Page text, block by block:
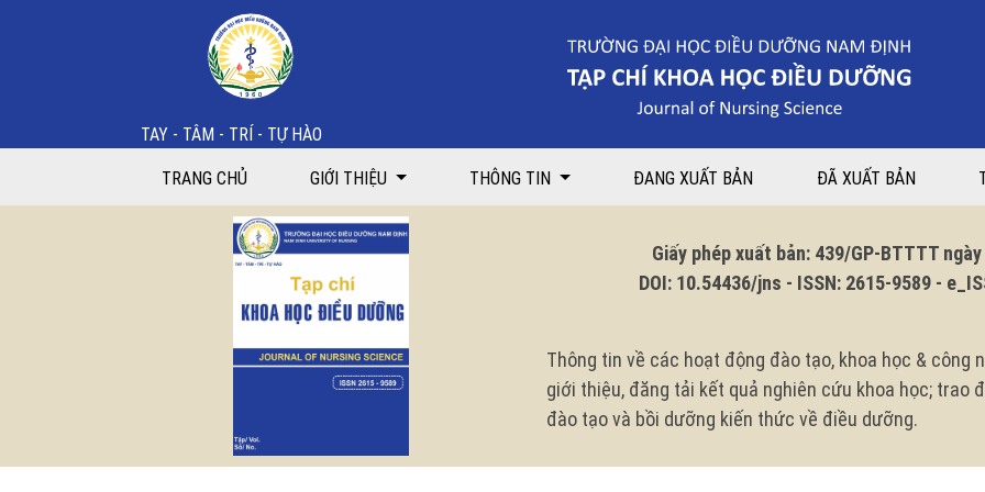
Khả năng tự quản lý bệnh tăng huyết áp của người bệnh tại xã Cự Nẫm tỉnh Quảng Bình và một số yếu tố liên quan
TAY - TÂM - TRÍ - TỰ HÀO
TRANG CHỦ GIỚI THIỆU THÔNG TIN ĐANG XUẤT BẢN ĐÃ XUẤT BẢN
Giấy phép xuất bản: 439/GP-BTTTT ngày
DOI: 10.54436/jns - ISSN: 2615-9589 -
Thông tin về các hoạt động đào tạo, khoa học & công
giới thiệu, đăng tải kết quả nghiên cứu khoa học; trao
đào tạo và bồi dưỡng kiến thức về điều dưỡng.